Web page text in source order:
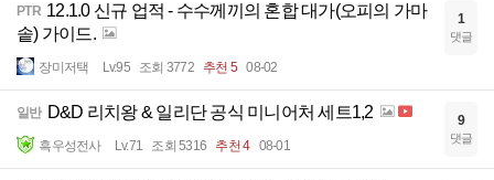
PTR 12.1.0 신규 업적 - 수수께끼의 혼합 대가(오피의 가마
솥) 가이드.
장미저택 Lv.95 조회 3772 추천 5 08-02
1
댓글
일반 D&D 리치왕 & 일리단 공식 미니어처 세트1,2
흑우성전사 Lv.71 조회 5316 추천 4 08-01
9
댓글